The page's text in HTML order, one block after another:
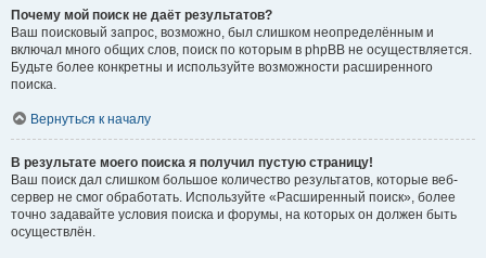
Почему мой поиск не даёт результатов?
Ваш поисковый запрос, возможно, был слишком неопределённым и
включал много общих слов, поиск по которым в phpBB не осуществляется.
Будьте более конкретны и используйте возможности расширенного
поиска.
Вернуться к началу
В результате моего поиска я получил пустую страницу!
Ваш поиск дал слишком большое количество результатов, которые веб-
сервер не смог обработать. Используйте «Расширенный поиск», более
точно задавайте условия поиска и форумы, на которых он должен быть
осуществлён.